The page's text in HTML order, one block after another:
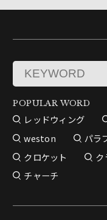
POPULAR WORD
レッドウィング
weston
パラ
クロケット
ク
チャーチ